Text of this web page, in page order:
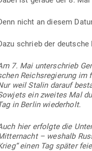
nicht an diesem
schrieb der
7. Mai unter­schrieb
Reichs­re­gierung im
weil Stalin darauf
ein zweites Mal
in Berlin wiederholt.
hier erfolgte die
– weshalb
einen Tag später